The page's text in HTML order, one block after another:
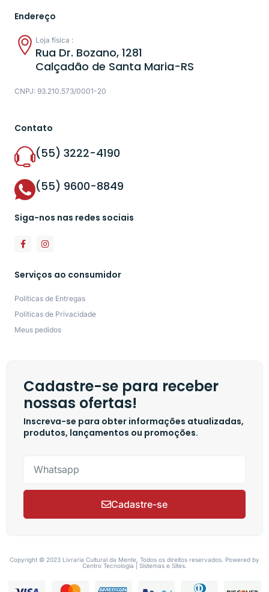
Endereço
Loja física :
Rua Dr. Bozano, 1281
Calçadão de Santa Maria-RS
CNPJ: 93.210.573/0001-20
Contato
(55) 3222-4190
(55) 9600-8849
Siga-nos nas redes sociais
Serviços ao consumidor
Políticas de Entregas
Políticas de Privacidade
Meus pedidos
Cadastre-se para receber
nossas ofertas!
Inscreva-se para obter informações atualizadas,
produtos, lançamentos ou promoções.
Cadastre-se
Copyright © 2023 Livraria Cultural da Mente, Todos os direitos reservados. Powered by
Centro Tecnologia | Sistemas e Sites.